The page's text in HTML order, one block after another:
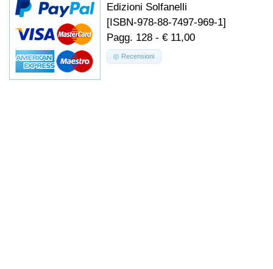
Edizioni Solfanelli
[ISBN-978-88-7497-969-1]
Pagg. 128 - € 11,00
Recensioni